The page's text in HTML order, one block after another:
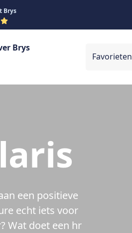
Brys
Brys
Favorieten
een positieve
echt iets voor
Wat doet een hr